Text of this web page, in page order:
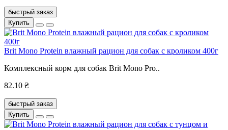
быстрый заказ
Купить
Brit Mono Protein влажный рацион для собак с кроликом 400г
Комплексный корм для собак Brit Mono Pro..
82.10 ₴
быстрый заказ
Купить